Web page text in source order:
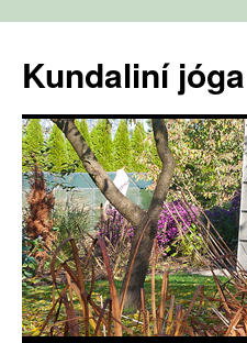
obsahu
webu
Kundaliní